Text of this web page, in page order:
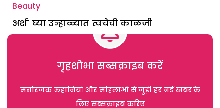
Beauty
अशी घ्या उन्हाळ्यात त्वचेची काळजी
गृहशोभा सब्सक्राइब करें
मनोरंजक कहानियों और महिलाओं से जुड़ी हर नई खबर के
लिए सब्सक्राइब करिए